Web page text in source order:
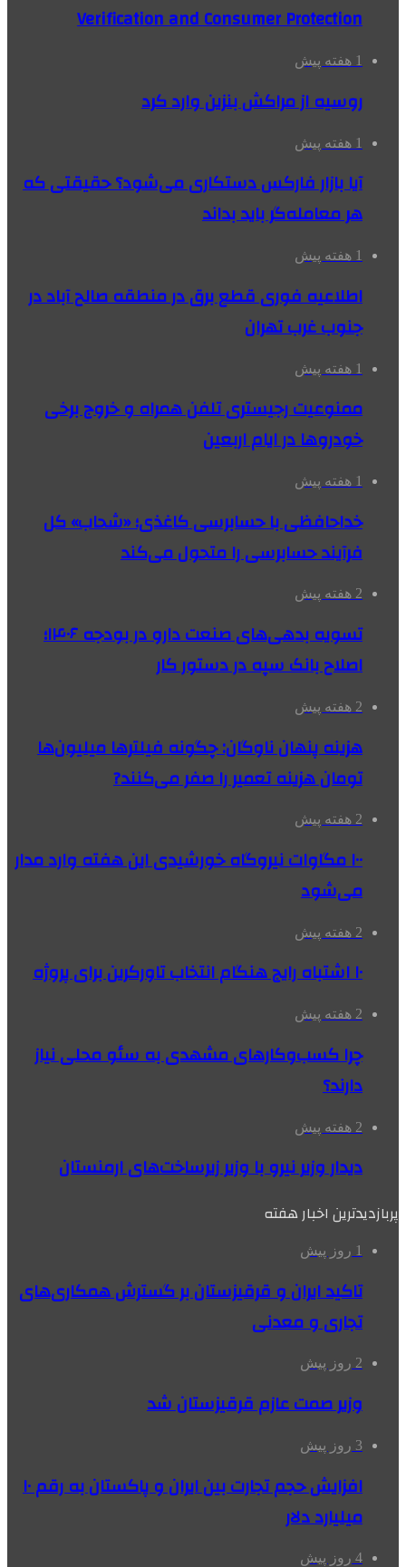
Verification and Consumer Protection
1 هفته پیش
روسیه از مراکش بنزین وارد کرد
1 هفته پیش
آیا بازار فارکس دستکاری می‌شود؟ حقیقتی که
هر معامله‌گر باید بداند
1 هفته پیش
اطلاعیه فوری قطع برق در منطقه صالح آباد در
جنوب غرب تهران
1 هفته پیش
ممنوعیت رجیستری تلفن همراه و خروج برخی
خودروها در ایام اربعین
1 هفته پیش
خداحافظی با حسابرسی کاغذی؛ «شحاب» کل
فرآیند حسابرسی را متحول می‌کند
2 هفته پیش
تسویه بدهی‌های صنعت دارو در بودجه ۱۴۰۶؛
اصلاح بانک سپه در دستور کار
2 هفته پیش
هزینه پنهان ناوگان: چگونه فیلترها میلیون‌ها
تومان هزینه تعمیر را صفر می‌کنند?
2 هفته پیش
۱۰۰ مگاوات نیروگاه‌ خورشیدی این هفته وارد مدار
می‌شود
2 هفته پیش
۱۰ اشتباه رایج هنگام انتخاب تاورکرین برای پروژه
2 هفته پیش
چرا کسب‌وکارهای مشهدی به سئو محلی نیاز
دارند؟
2 هفته پیش
دیدار وزیر نیرو با وزیر زیرساخت‌های ارمنستان
پربازدیدترین اخبار هفته
1 روز پیش
تاکید ایران و قرقیزستان بر گسترش همکاری‌های
تجاری و معدنی
2 روز پیش
وزیر صمت عازم قرقیزستان شد
3 روز پیش
افزایش حجم تجارت بین ایران و پاکستان به رقم ۱۰
میلیارد دلار
4 روز پیش